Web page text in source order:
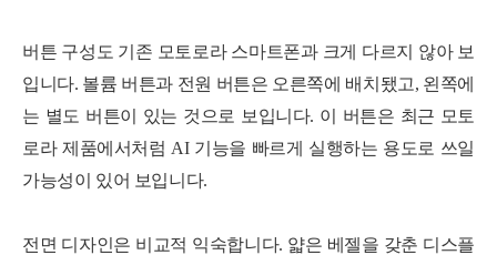
버튼 구성도 기존 모토로라 스마트폰과 크게 다르지 않아 보
입니다. 볼륨 버튼과 전원 버튼은 오른쪽에 배치됐고, 왼쪽에
는 별도 버튼이 있는 것으로 보입니다. 이 버튼은 최근 모토
로라 제품에서처럼 AI 기능을 빠르게 실행하는 용도로 쓰일
가능성이 있어 보입니다.
전면 디자인은 비교적 익숙합니다. 얇은 베젤을 갖춘 디스플